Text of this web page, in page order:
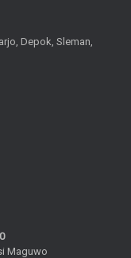
Depok, Sleman,
Maguwo